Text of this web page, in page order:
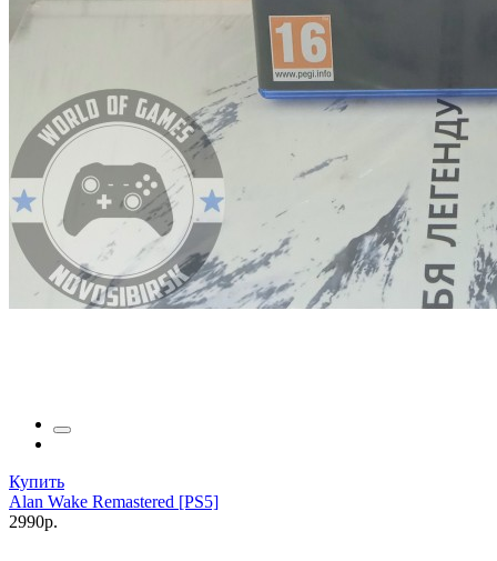
Купить
Alan Wake Remastered [PS5]
2990р.